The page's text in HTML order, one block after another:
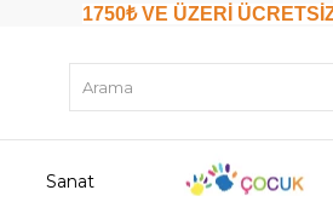
1750₺ VE ÜZERİ
Sanat